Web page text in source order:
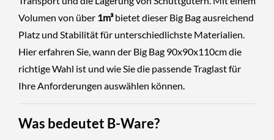
Volumen von über 1m³bietet dieser Big Bag ausreichend
Platz und Stabilität für unterschiedlichste Materialien.
Hier erfahren Sie, wann der Big Bag 90x90x110cm die
richtige Wahl ist und wie Sie die passende Traglast für
Ihre Anforderungen auswählen können.
Was bedeutet B-Ware?